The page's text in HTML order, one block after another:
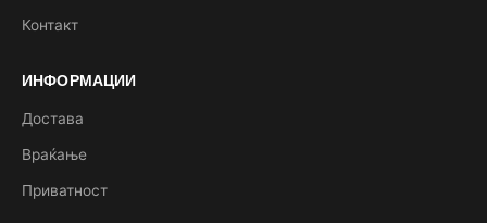
Контакт
ИНФОРМАЦИИ
Достава
Враќање
Приватност